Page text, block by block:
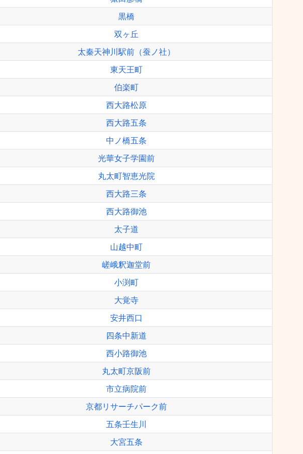
黒橋
双ヶ丘
太秦天神川駅前（蚕ノ社）
東天王町
伯楽町
西大路松原
西大路五条
中ノ橋五条
光華女子学園前
丸太町智恵光院
西大路三条
西大路御池
太子道
山越中町
嵯峨釈迦堂前
小渕町
大覚寺
安井西口
四条中新道
西小路御池
丸太町京阪前
市立病院前
京都リサーチパーク前
五条壬生川
大宮五条